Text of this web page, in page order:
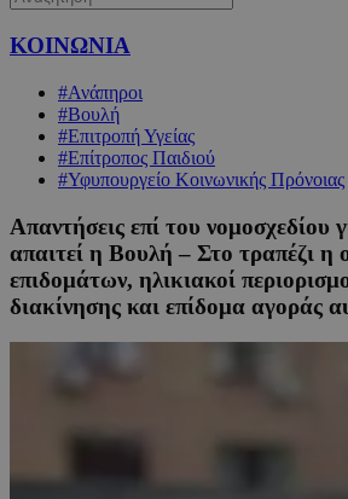
ΚΟΙΝΩΝΙΑ
#Ανάπηροι
#Βουλή
#Επιτροπή Υγείας
#Επίτροπος Παιδιού
#Υφυπουργείο Κοινωνικής Πρόνοιας
Απαντήσεις επί του νομοσχεδίου
απαιτεί η Βουλή – Στο τραπέζι η
επιδομάτων, ηλικιακοί
διακίνησης και επίδομα αγοράς